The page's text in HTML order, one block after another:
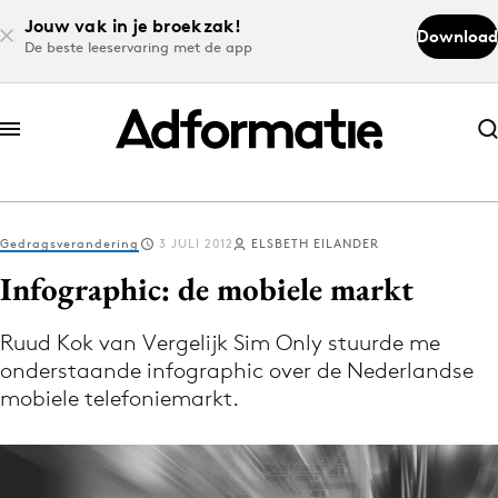
Jouw vak in je broekzak!
De beste leeservaring met de app
Download
Abonneer nu
Abonneer nu
Log in
Download de app
Volg het laatste nieuws via de Adformatie
Nieuws app
Gedragsverandering 3 JULI 2012 ELSBETH EILANDER
Infographic: de mobiele markt
Ruud Kok van Vergelijk Sim Only stuurde me
onderstaande infographic over de Nederlandse
mobiele telefoniemarkt.